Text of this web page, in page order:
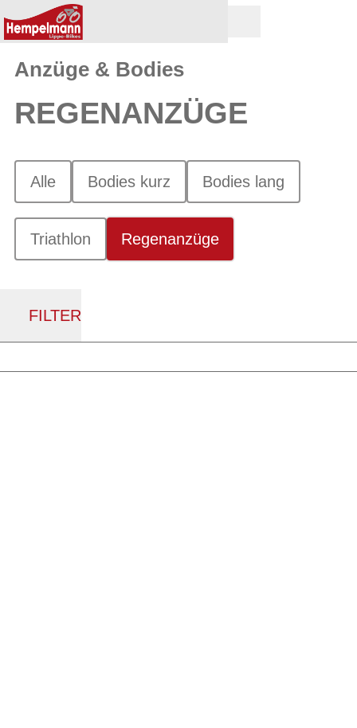
Anzüge & Bodies
REGENANZÜGE
Alle Bodies kurz Bodies lang
Triathlon Regenanzüge
FILTER